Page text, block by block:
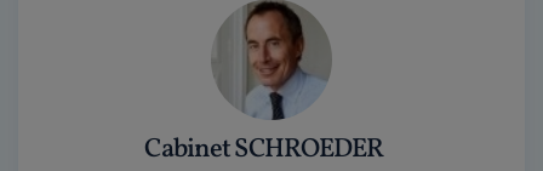
Cabinet SCHROEDER